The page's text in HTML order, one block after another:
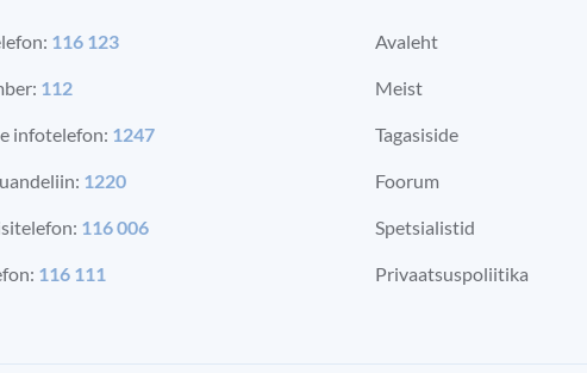
116 123
112
infotelefon: 1247
1220
116 006
116 111
Avaleht
Meist
Tagasiside
Foorum
Spetsialistid
Privaatsuspoliitika